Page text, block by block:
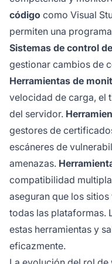
código como Visual
permiten una
Sistemas de control
gestionar cambios de
Herramientas de
velocidad de carga, el
del servidor.
gestores de
escáneres de
amenazas.
compatibilidad
aseguran que los
todas las plataformas.
estas herramientas y
eficazmente.